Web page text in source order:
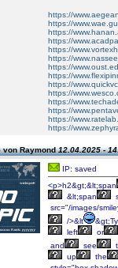
https://
https://
https://
https://
https://
https://
https://
https://
https://
https://
https://
https://
https://
https://
von Raymond12.04.2025 -
IP: saved
<p>h2&gt;&lt;span
&lt;span
src="/images/
/>&lt
left
or
and
see
up
the